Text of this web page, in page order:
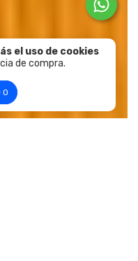
el uso de cookies
de compra.